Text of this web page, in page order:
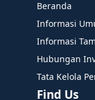
Beranda
Informasi
Informasi
Hubungan
Tata Kelola
Find Us